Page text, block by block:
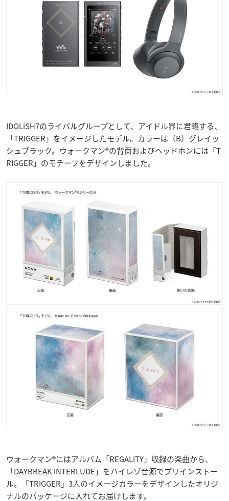
IDOLiSH7のライバルグループとして、アイドル界に君臨する、
「TRIGGER」をイメージしたモデル。カラーは（B）グレイッ
シュブラック。ウォークマン®の背面およびヘッドホンには「T
RIGGER」のモチーフをデザインしました。
ウォークマン®にはアルバム「REGALITY」収録の楽曲から、
「DAYBREAK INTERLUDE」をハイレゾ音源でプリインストー
ル。「TRIGGER」3人のイメージカラーをデザインしたオリジ
ナルのパッケージに入れてお届けします。